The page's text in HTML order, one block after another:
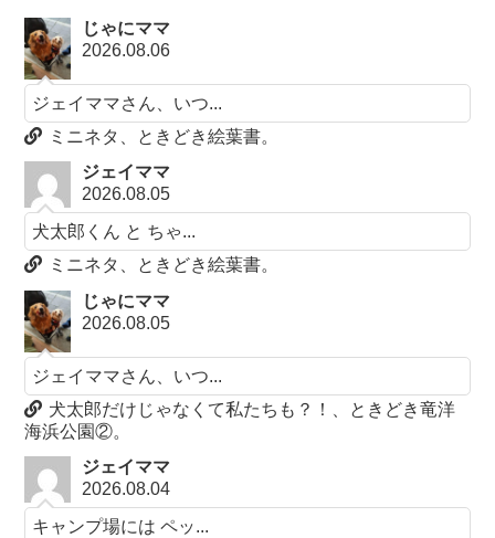
じゃにママ
2026.08.06
ジェイママさん、いつ...
ミニネタ、ときどき絵葉書。
ジェイママ
2026.08.05
犬太郎くん と ちゃ...
ミニネタ、ときどき絵葉書。
じゃにママ
2026.08.05
ジェイママさん、いつ...
犬太郎だけじゃなくて私たちも？！、ときどき竜洋
海浜公園②。
ジェイママ
2026.08.04
キャンプ場には ペッ...